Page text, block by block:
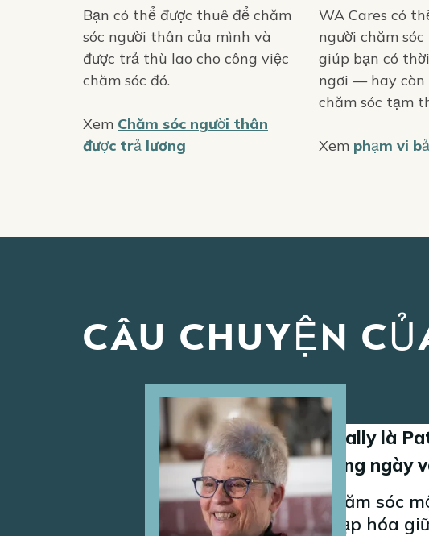
Bạn có thể được thuê để chăm
sóc người thân của mình và
được trả thù lao cho công việc
chăm sóc đó.
Xem Chăm sóc người thân
được trả lương
WA Cares có
người chăm
giúp bạn có
ngơi — hay còn
chăm sóc tạm
Xem phạm vi
CÂU CHUYỆN
Bạn đời của Sally là
hoạt động hàng ngày
Việc được chăm sóc
đi mua sắm tạp hóa